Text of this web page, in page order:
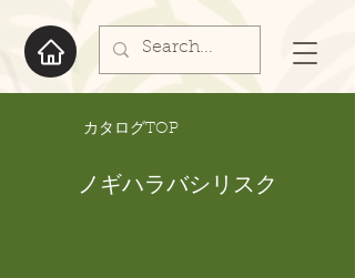
​カタログTOP
ノギハラバシリスク